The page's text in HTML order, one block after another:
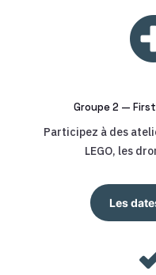
Groupe 2 —
Participez à des
LEGO, les
Les